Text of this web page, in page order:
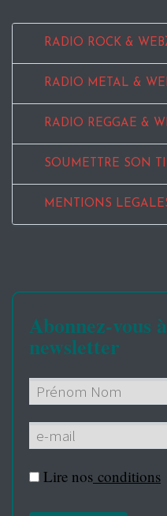
RADIO ROCK &
RADIO METAL &
RADIO REGGAE &
SOUMETTRE SON
MENTIONS
Abonnez-vous
newsletter
Lire nos conditions